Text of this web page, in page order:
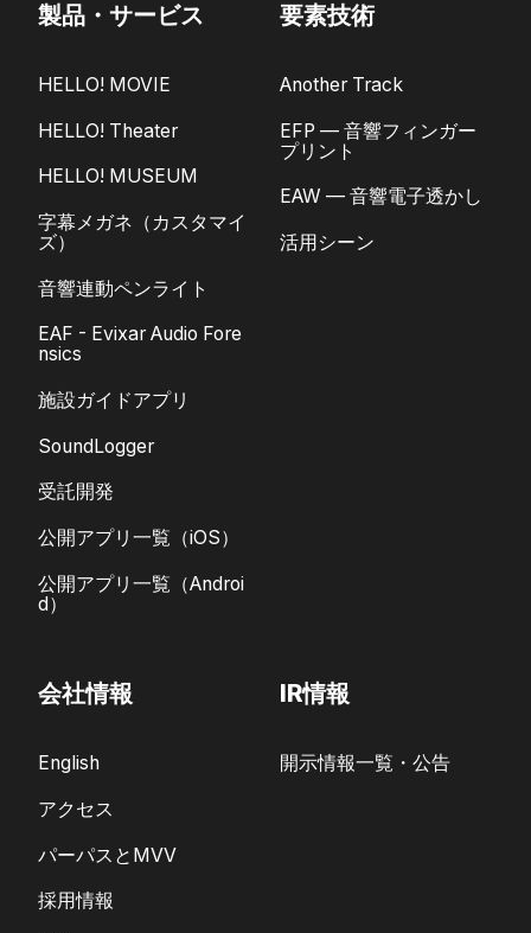
製品・サービス
HELLO! MOVIE
HELLO! Theater
HELLO! MUSEUM
字幕メガネ（カスタマイ
ズ）
音響連動ペンライト
EAF - Evixar Audio Fore
nsics
施設ガイドアプリ
SoundLogger
受託開発
公開アプリ一覧（iOS）
公開アプリ一覧（Androi
d）
要素技術
Another Track
EFP — 音響フィンガー
プリント
EAW — 音響電子透かし
活用シーン
会社情報
English
アクセス
パーパスとMVV
採用情報
IR情報
開示情報一覧・公告